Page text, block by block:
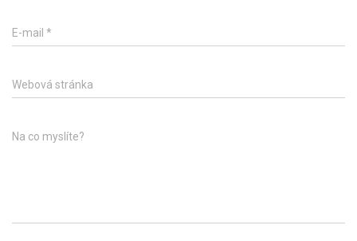
E-mail *
Webová stránka
Na co myslíte?